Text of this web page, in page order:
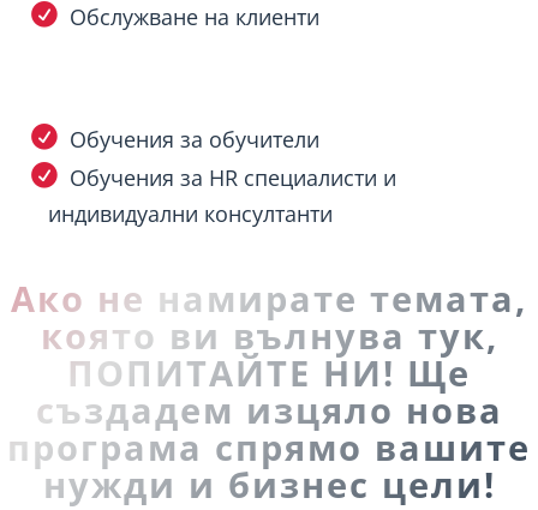
Обслужване на клиенти
Обучения за обучители
Обучения за HR специалисти и
индивидуални консултанти
Ако не намирате темата,
която ви вълнува тук,
ПОПИТАЙТЕ НИ! Ще
създадем изцяло нова
програма спрямо вашите
нужди и бизнес цели!